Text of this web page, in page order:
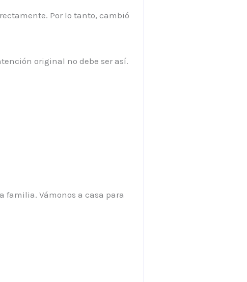
Por lo tanto, cambió
original no debe ser así.
familia. Vámonos a casa para